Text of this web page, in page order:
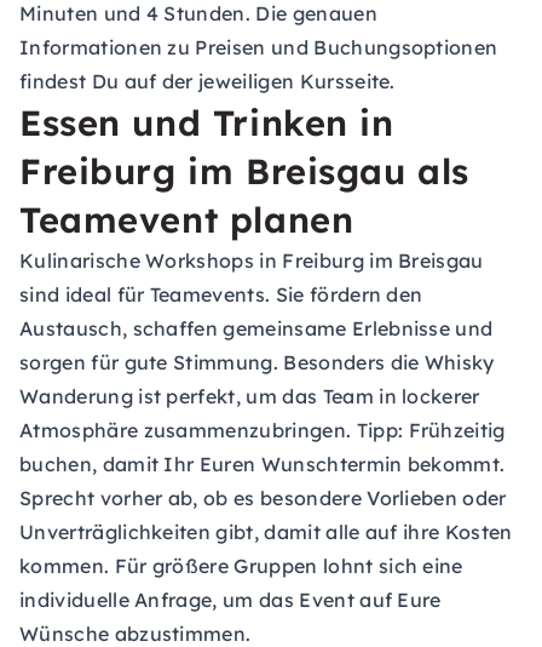
Minuten und 4 Stunden. Die genauen
Informationen zu Preisen und Buchungsoptionen
findest Du auf der jeweiligen Kursseite.
Essen und Trinken in
Freiburg im Breisgau als
Teamevent planen
Kulinarische Workshops in Freiburg im Breisgau
sind ideal für Teamevents. Sie fördern den
Austausch, schaffen gemeinsame Erlebnisse und
sorgen für gute Stimmung. Besonders die Whisky
Wanderung ist perfekt, um das Team in lockerer
Atmosphäre zusammenzubringen. Tipp: Frühzeitig
buchen, damit Ihr Euren Wunschtermin bekommt.
Sprecht vorher ab, ob es besondere Vorlieben oder
Unverträglichkeiten gibt, damit alle auf ihre Kosten
kommen. Für größere Gruppen lohnt sich eine
individuelle Anfrage, um das Event auf Eure
Wünsche abzustimmen.